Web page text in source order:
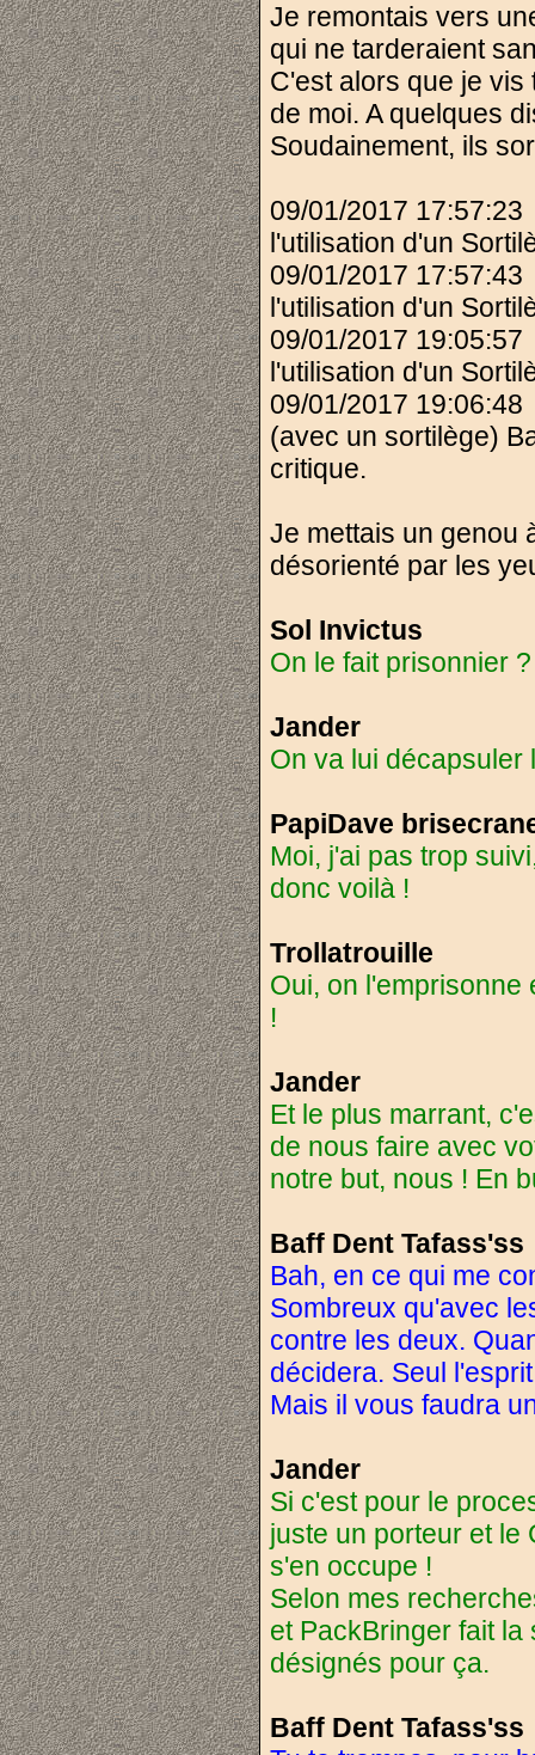
Je remontais vers
qui ne tarderaient
C'est alors que je
de moi. A quelques
Soudainement, ils
09/01/2017
l'utilisation d'un
09/01/2017
l'utilisation d'un
09/01/2017
l'utilisation d'un
09/01/2017
(avec un sortilège)
critique.
Je mettais un genou
désorienté par les
Sol Invictus
On le fait prisonnier ?
Jander
On va lui décapsuler
PapiDave
Moi, j'ai pas trop
donc voilà !
Trollatrouille
Oui, on l'emprisonne
!
Jander
Et le plus marrant,
de nous faire avec
notre but, nous ! En
Baff Dent Tafass'ss
Bah, en ce qui me
Sombreux qu'avec
contre les deux.
décidera. Seul
Mais il vous faudra
Jander
Si c'est pour le
juste un porteur et le
s'en occupe !
Selon mes
et PackBringer fait
désignés pour ça.
Baff Dent Tafass'ss